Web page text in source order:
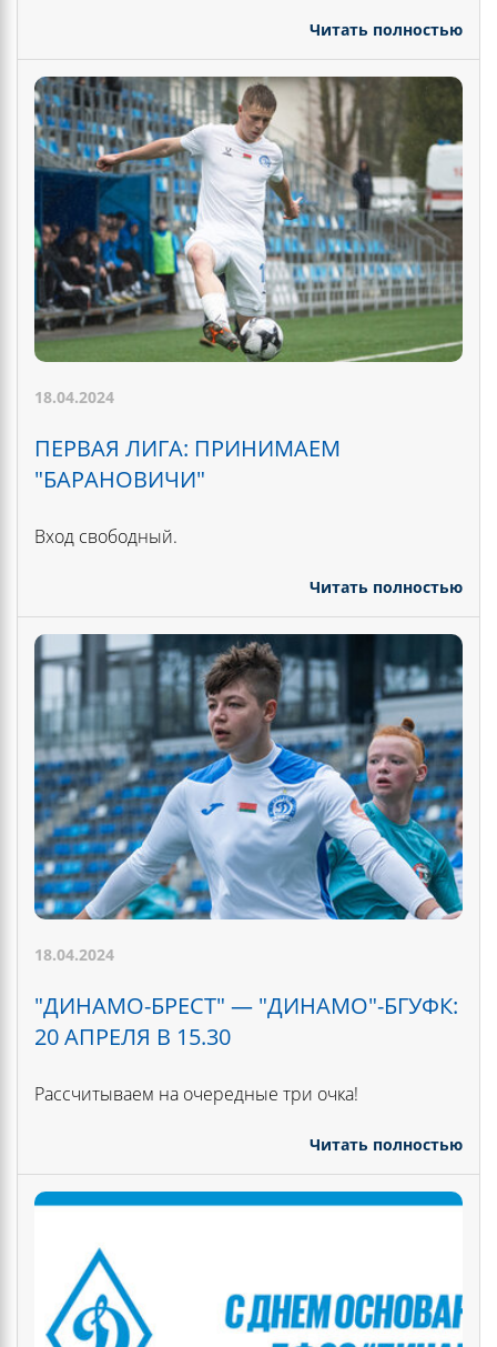
Читать полностью
18.04.2024
ПЕРВАЯ ЛИГА: ПРИНИМАЕМ
"БАРАНОВИЧИ"
Вход свободный.
Читать полностью
18.04.2024
"ДИНАМО-БРЕСТ" — "ДИНАМО"-БГУФК:
20 АПРЕЛЯ В 15.30
Рассчитываем на очередные три очка!
Читать полностью